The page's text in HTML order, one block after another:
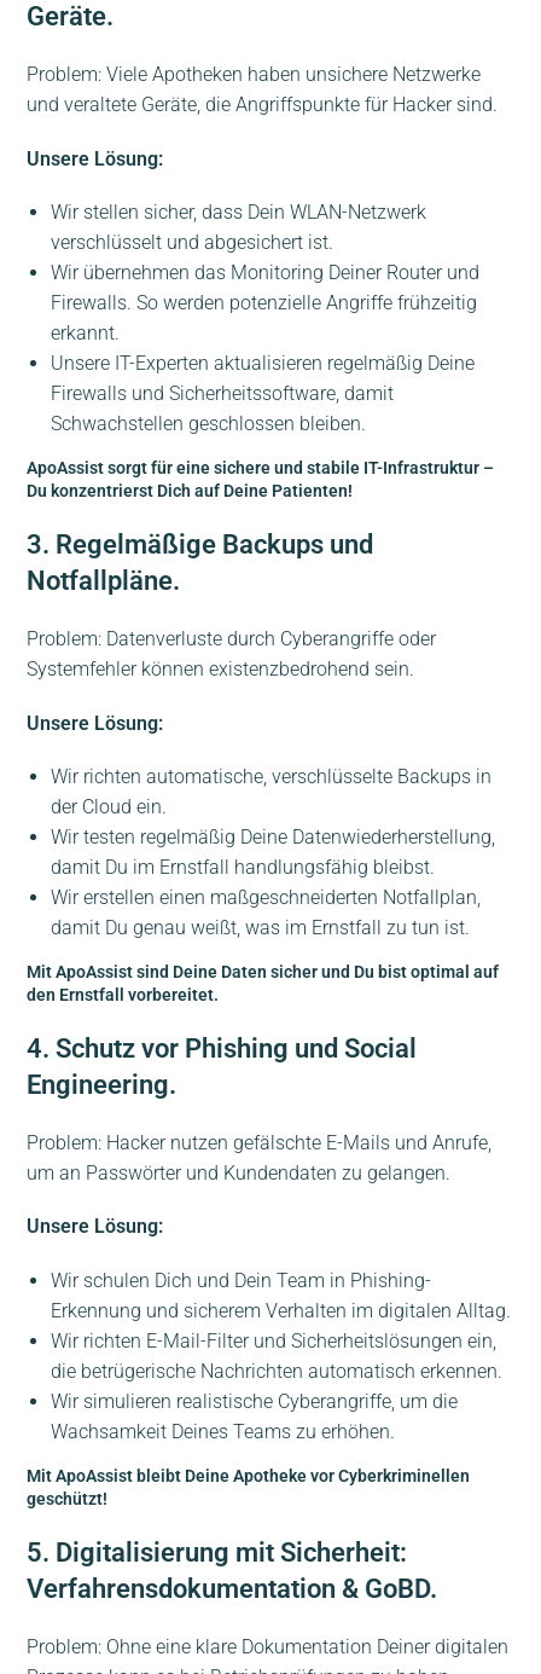
Geräte.
Problem: Viele Apotheken haben unsichere Netzwerke
und veraltete Geräte, die Angriffspunkte für Hacker sind.
Unsere Lösung:
Wir stellen sicher, dass Dein WLAN-Netzwerk
verschlüsselt und abgesichert ist.
Wir übernehmen das Monitoring Deiner Router und
Firewalls. So werden potenzielle Angriffe frühzeitig
erkannt.
Unsere IT-Experten aktualisieren regelmäßig Deine
Firewalls und Sicherheitssoftware, damit
Schwachstellen geschlossen bleiben.
ApoAssist sorgt für eine sichere und stabile IT-Infrastruktur –
Du konzentrierst Dich auf Deine Patienten!
3. Regelmäßige Backups und
Notfallpläne.
Problem: Datenverluste durch Cyberangriffe oder
Systemfehler können existenzbedrohend sein.
Unsere Lösung:
Wir richten automatische, verschlüsselte Backups in
der Cloud ein.
Wir testen regelmäßig Deine Datenwiederherstellung,
damit Du im Ernstfall handlungsfähig bleibst.
Wir erstellen einen maßgeschneiderten Notfallplan,
damit Du genau weißt, was im Ernstfall zu tun ist.
Mit ApoAssist sind Deine Daten sicher und Du bist optimal auf
den Ernstfall vorbereitet.
4. Schutz vor Phishing und Social
Engineering.
Problem: Hacker nutzen gefälschte E-Mails und Anrufe,
um an Passwörter und Kundendaten zu gelangen.
Unsere Lösung:
Wir schulen Dich und Dein Team in Phishing-
Erkennung und sicherem Verhalten im digitalen Alltag.
Wir richten E-Mail-Filter und Sicherheitslösungen ein,
die betrügerische Nachrichten automatisch erkennen.
Wir simulieren realistische Cyberangriffe, um die
Wachsamkeit Deines Teams zu erhöhen.
Mit ApoAssist bleibt Deine Apotheke vor Cyberkriminellen
geschützt!
5. Digitalisierung mit Sicherheit:
Verfahrensdokumentation & GoBD.
Problem: Ohne eine klare Dokumentation Deiner digitalen